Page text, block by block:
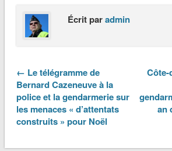
Écrit paradmin
← Le télégramme de
Bernard Cazeneuve à la
police et la gendarmerie sur
les menaces « d’attentats
construits » pour Noël
Côte-
an